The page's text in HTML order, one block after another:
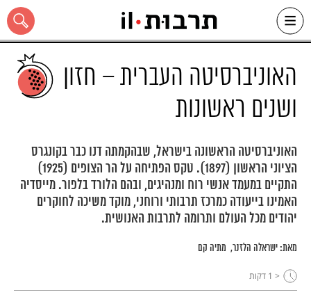
Skip
content
כל האתר
האוניברסיטה העברית – חזון
ושנים ראשונות
האוניברסיטה הראשונה בישראל, שבהקמתה דנו כבר בקונגרס
הציוני הראשון (1897). טקס הפתיחה על הר הצופים (1925)
התקיים במעמד אנשי רוח ומנהיגים, ובהם הלורד בלפור. מייסדיה
האמינו בייעודה כמרכז תרבותי ורוחני, מוקד משיכה לחוקרים
יהודים מכל העולם ותרומה לתרבות האנושית.
מאת:ישראלה הלזנר מתיה קם
< 1 דקות